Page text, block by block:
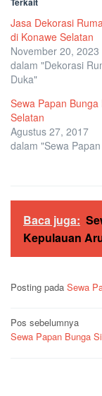
Jasa Dekorasi
di Konawe Selatan
November 20, 2023
dalam "Dekorasi
Duka"
Sewa Papan Bunga
Selatan
Agustus 27, 2017
dalam "Sewa
Baca juga:
Kepulauan
Posting pada Sewa
Navigasi
pos
Pos sebelumnya
Sewa Papan Bunga